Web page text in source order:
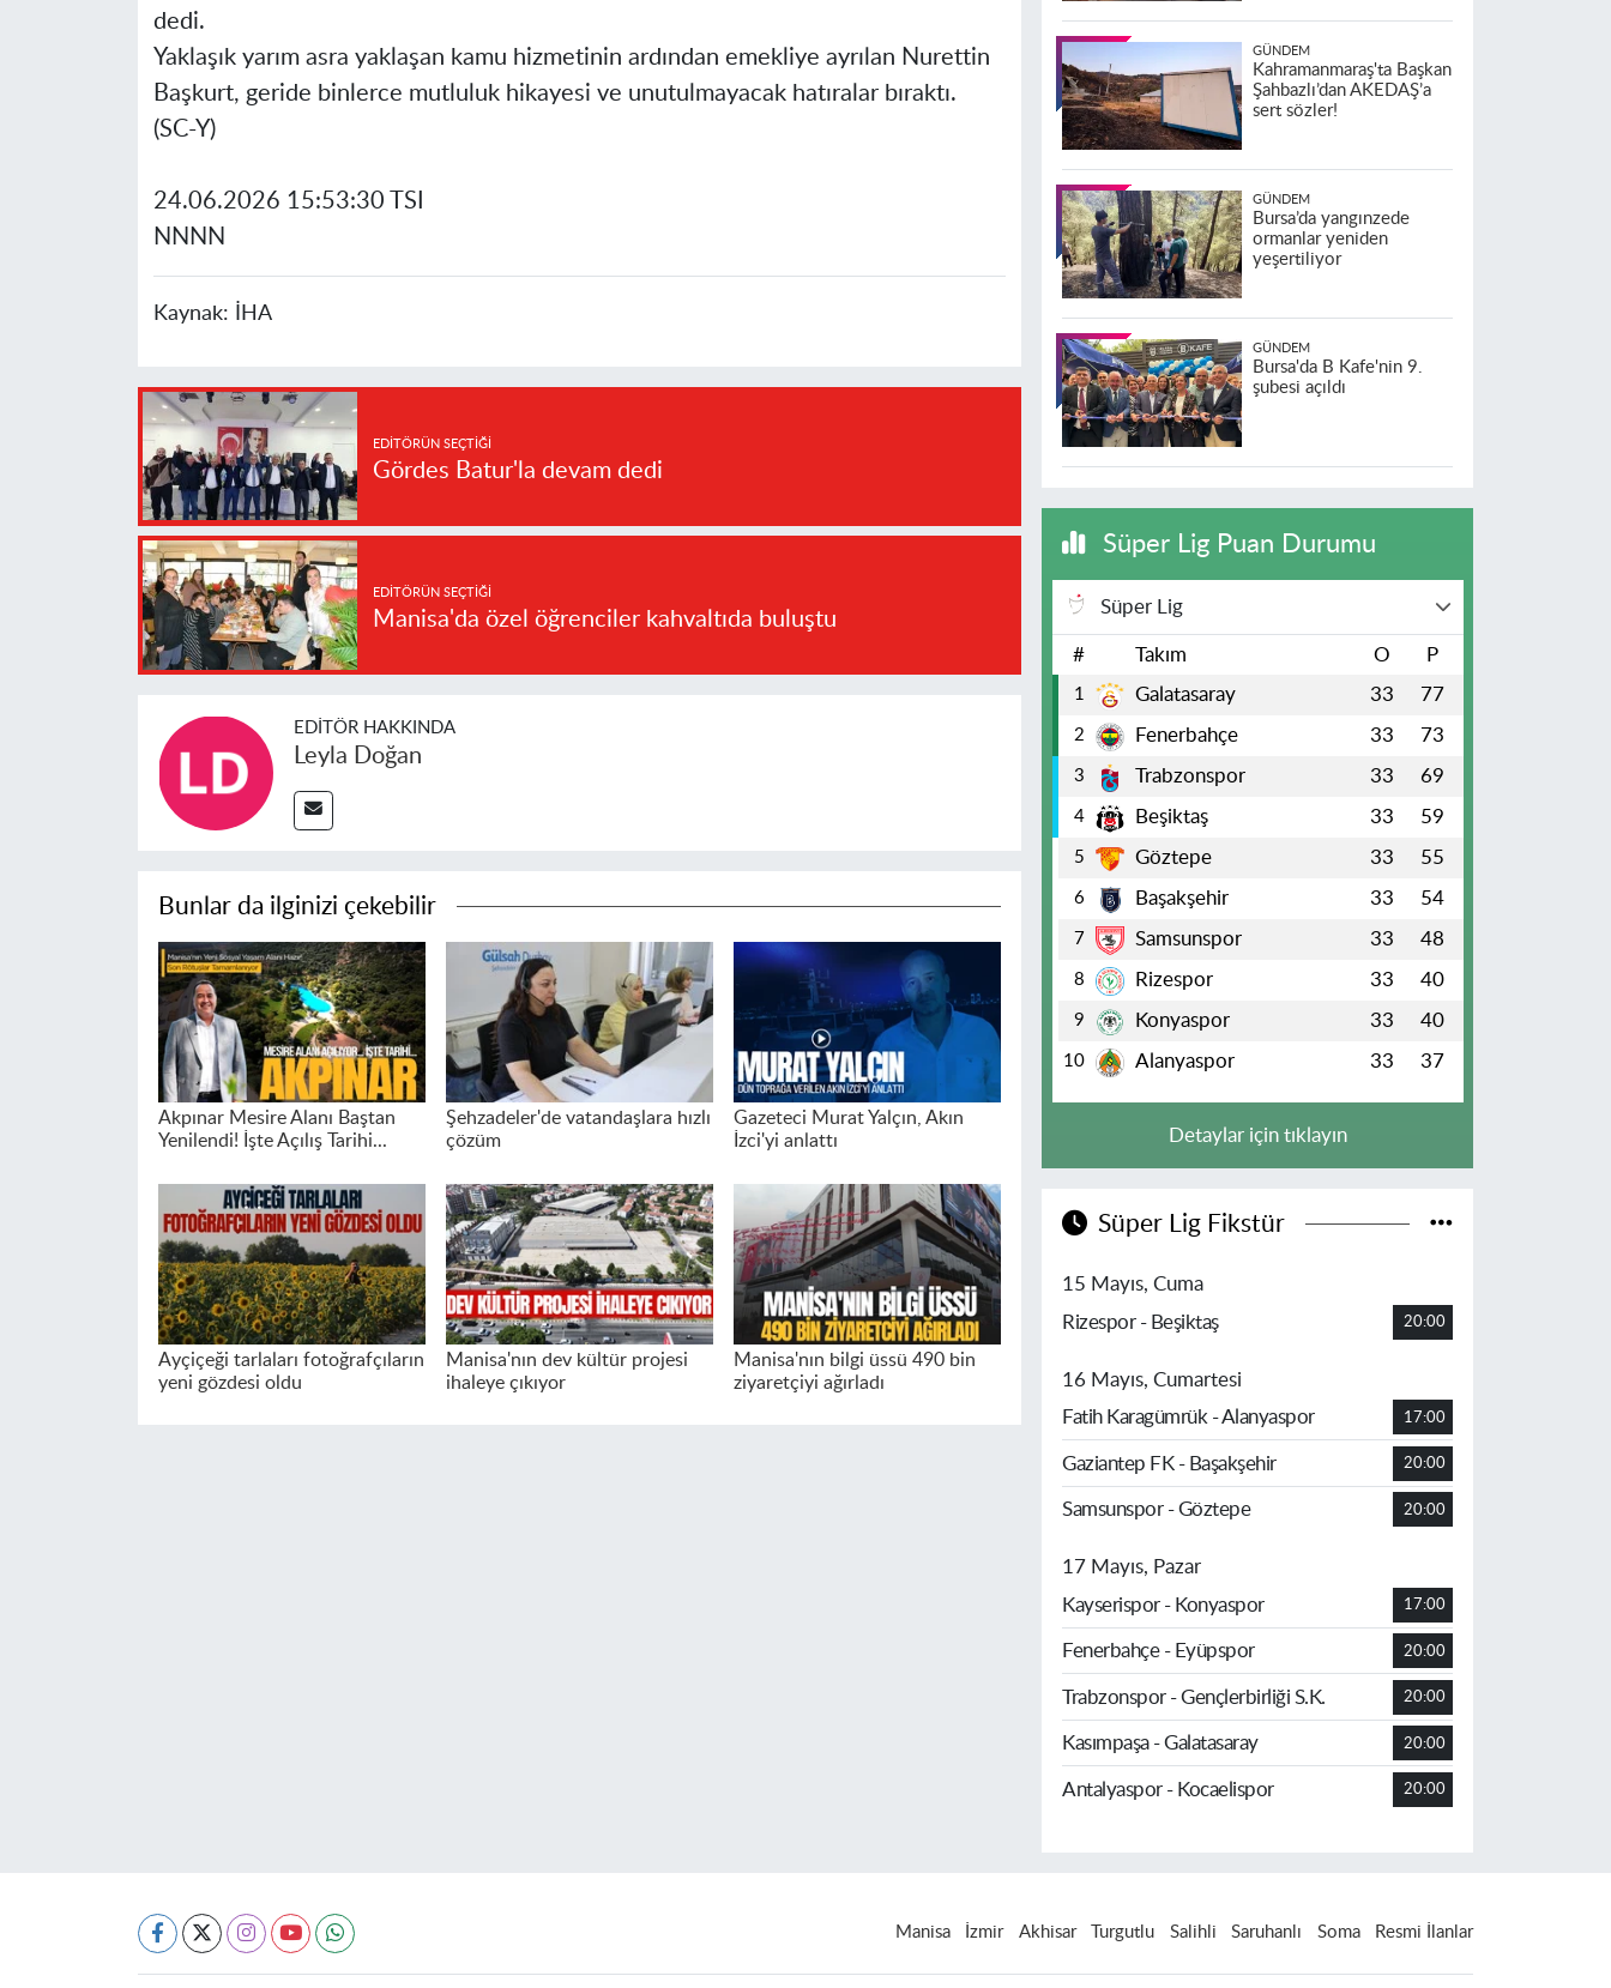
dedi.
Yaklaşık yarım asra yaklaşan kamu hizmetinin ardından emekliye ayrılan Nurettin
Başkurt, geride binlerce mutluluk hikayesi ve unutulmayacak hatıralar bıraktı.
(SC-Y)
24.06.2026 15:53:30 TSI
NNNN
Kaynak: İHA
EDITÖRÜN SEÇTIĞI
Gördes Batur'la devam dedi
EDITÖRÜN SEÇTIĞI
Manisa'da özel öğrenciler kahvaltıda buluştu
EDITÖR HAKKINDA
Leyla Doğan
Bunlar da ilginizi çekebilir
Akpınar Mesire Alanı Baştan
Yenilendi! İşte Açılış Tarihi...
Şehzadeler'de vatandaşlara hızlı
çözüm
Gazeteci Murat Yalçın, Akın
İzci'yi anlattı
Ayçiçeği tarlaları fotoğrafçıların
yeni gözdesi oldu
Manisa'nın dev kültür projesi
ihaleye çıkıyor
Manisa'nın bilgi üssü 490 bin
ziyaretçiyi ağırladı
GÜNDEM
Kahramanmaraş'ta Başkan
Şahbazlı’dan AKEDAŞ’a
sert sözler!
GÜNDEM
Bursa’da yangınzede
ormanlar yeniden
yeşertiliyor
GÜNDEM
Bursa'da B Kafe'nin 9.
şubesi açıldı
Süper Lig Puan Durumu
Süper Lig
# Takım O P
1 Galatasaray 33 77
2 Fenerbahçe 33 73
3 Trabzonspor 33 69
4 Beşiktaş 33 59
5 Göztepe 33 55
6 Başakşehir 33 54
7 Samsunspor 33 48
8 Rizespor 33 40
9 Konyaspor 33 40
10 Alanyaspor 33 37
Detaylar için tıklayın
Süper Lig Fikstür
15 Mayıs, Cuma
Rizespor - Beşiktaş
20:00
16 Mayıs, Cumartesi
Fatih Karagümrük - Alanyaspor
17:00
Gaziantep FK - Başakşehir 20:00
Samsunspor - Göztepe 20:00
17 Mayıs, Pazar
Kayserispor - Konyaspor
17:00
Fenerbahçe - Eyüpspor 20:00
Trabzonspor - Gençlerbirliği S.K. 20:00
Kasımpaşa - Galatasaray 20:00
Antalyaspor - Kocaelispor 20:00
Manisa İzmir Akhisar Turgutlu Salihli Saruhanlı Soma Resmi İlanlar